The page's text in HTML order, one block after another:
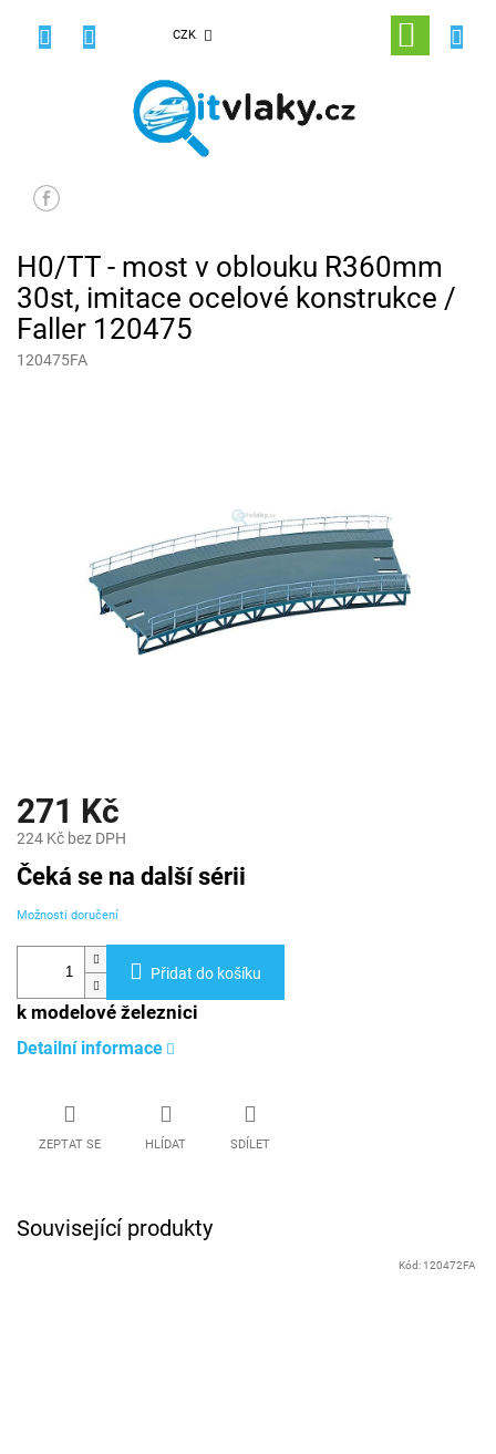
CZK
NÁKUPNÍ
KOŠÍK
H0/TT - most v oblouku R360mm
30st, imitace ocelové konstrukce /
Faller 120475
120475FA
271 Kč
224 Kč bez DPH
Měrná
cena:
Čeká se na další sérii
Možnosti doručení
Přidat do košíku
k modelové železnici
Detailní informace
ZEPTAT SE HLÍDAT SDÍLET
Související produkty
Kód: 120472FA